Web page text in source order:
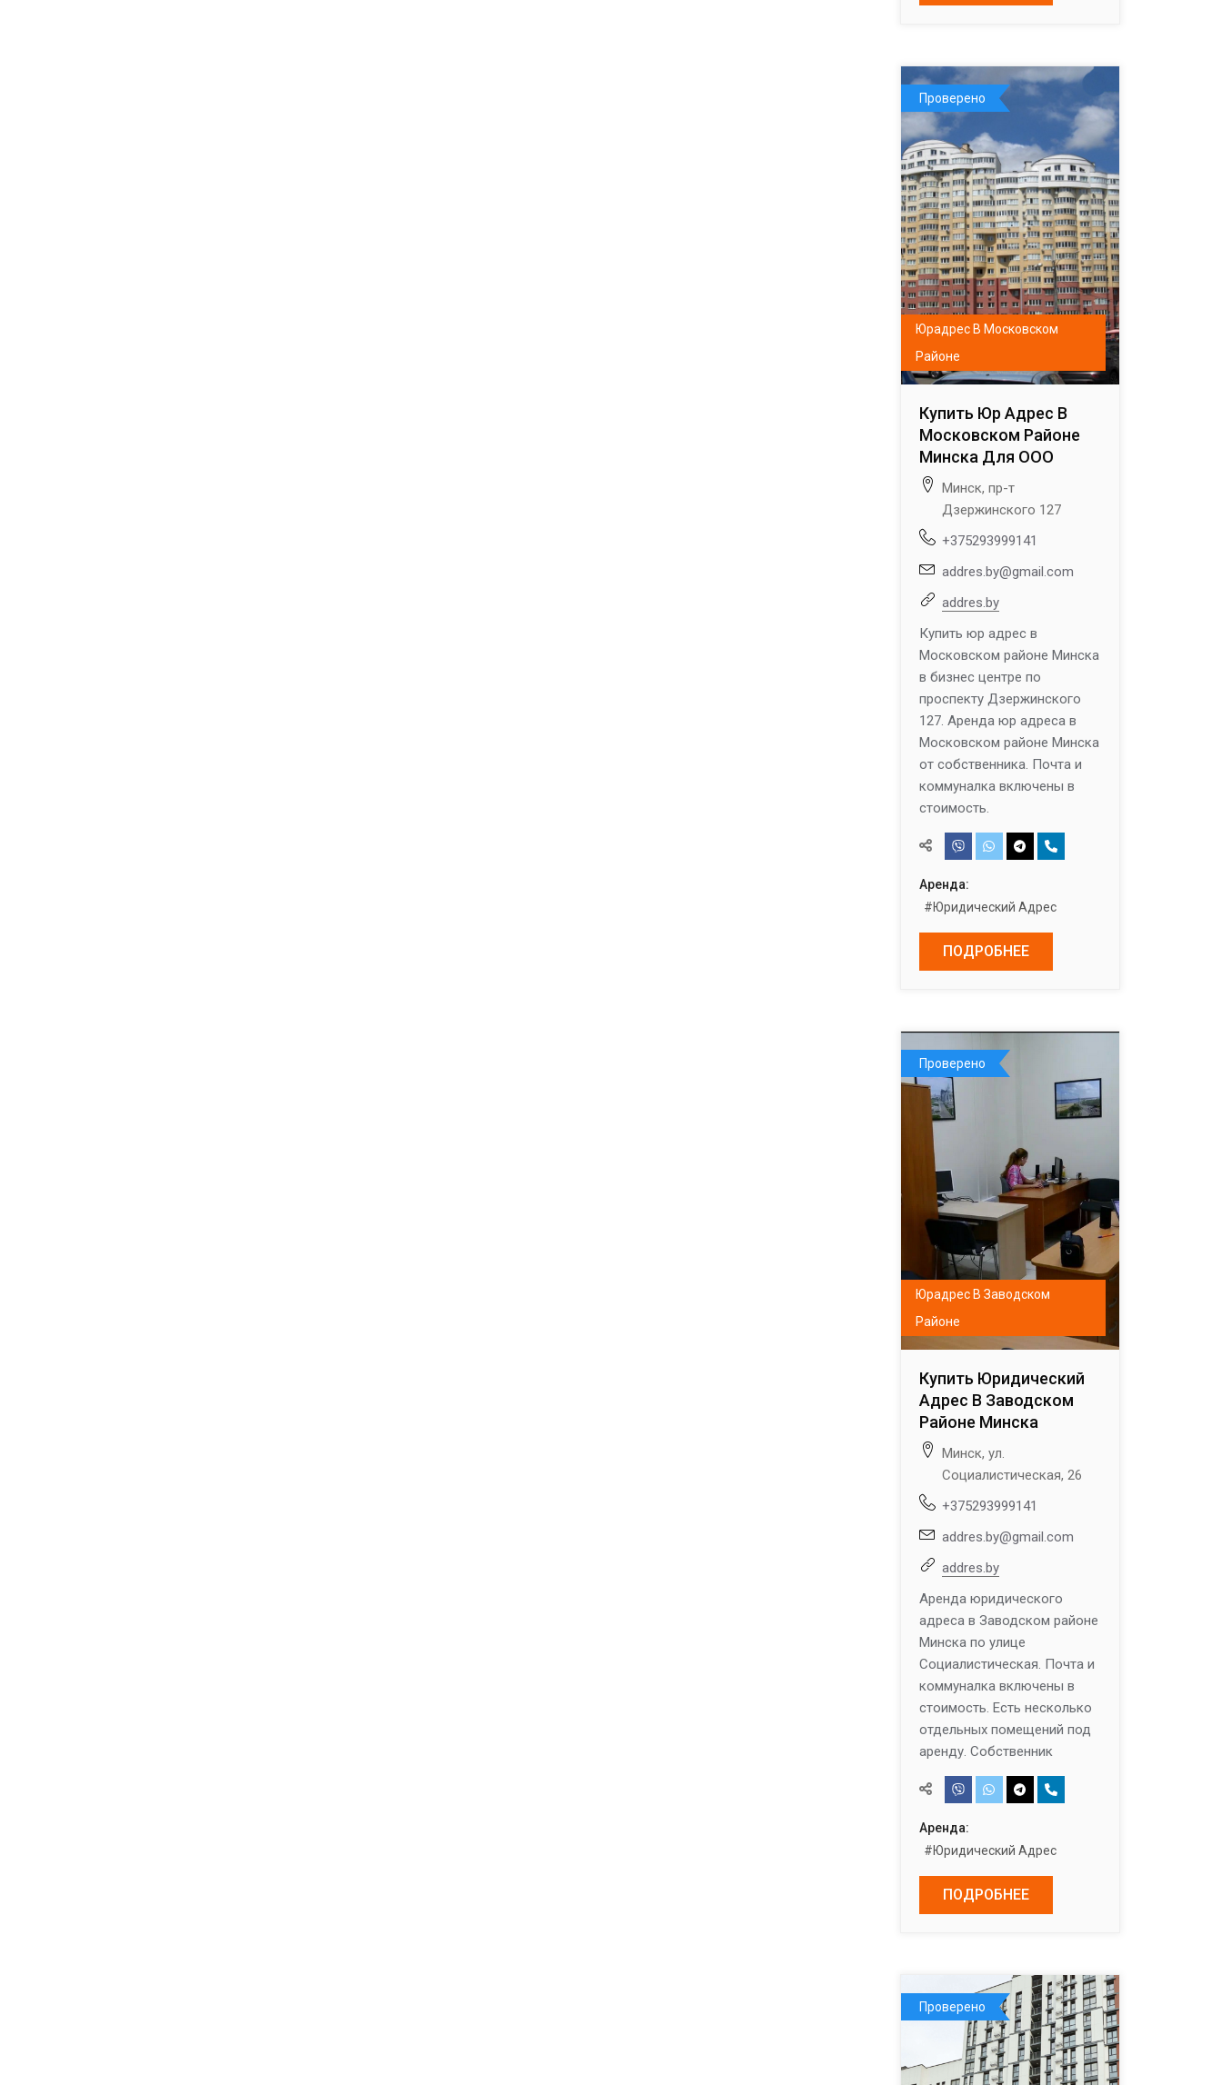
Проверено
Юрадрес В Московском
Районе
Купить Юр Адрес В
Московском Районе
Минска Для ООО
Минск, пр-т
Дзержинского 127
+375293999141
addres.by@gmail.com
addres.by
Купить юр адрес в
Московском районе Минска
в бизнес центре по
проспекту Дзержинского
127. Аренда юр адреса в
Московском районе Минска
от собственника. Почта и
коммуналка включены в
стоимость.
Аренда:
#Юридический Адрес
ПОДРОБНЕЕ
Проверено
Юрадрес В Заводском
Районе
Купить Юридический
Адрес В Заводском
Районе Минска
Минск, ул.
Социалистическая, 26
+375293999141
addres.by@gmail.com
addres.by
Аренда юридического
адреса в Заводском районе
Минска по улице
Социалистическая. Почта и
коммуналка включены в
стоимость. Есть несколько
отдельных помещений под
аренду. Собственник
Аренда:
#Юридический Адрес
ПОДРОБНЕЕ
Проверено